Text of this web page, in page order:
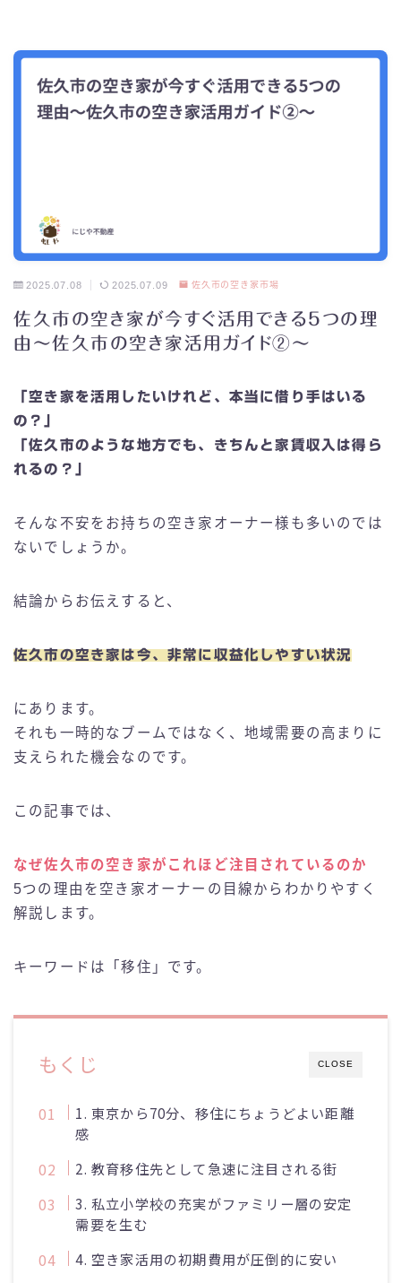
2025.07.08 2025.07.09 佐久市の空き家市場
佐久市の空き家が今すぐ活用できる5つの理
由〜佐久市の空き家活用ガイド②〜
「空き家を活用したいけれど、本当に借り手はいる
の？」
「佐久市のような地方でも、きちんと家賃収入は得ら
れるの？」
そんな不安をお持ちの空き家オーナー様も多いのでは
ないでしょうか。
結論からお伝えすると、
佐久市の空き家は今、非常に収益化しやすい状況
にあります。
それも一時的なブームではなく、地域需要の高まりに
支えられた機会なのです。
この記事では、
なぜ佐久市の空き家がこれほど注目されているのか
5つの理由を空き家オーナーの目線からわかりやすく
解説します。
キーワードは「移住」です。
CLOSE
もくじ
1. 東京から70分、移住にちょうどよい距離
感
2. 教育移住先として急速に注目される街
3. 私立小学校の充実がファミリー層の安定
需要を生む
4. 空き家活用の初期費用が圧倒的に安い